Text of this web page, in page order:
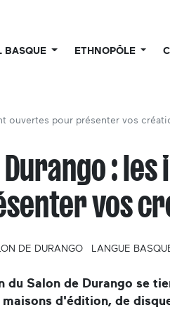
BASQUE ETHNOPÔLE
ouvertes pour présenter vos
Durango :
vos
DE DURANGO LANGUE
du Salon de Durango se
d'édition, de